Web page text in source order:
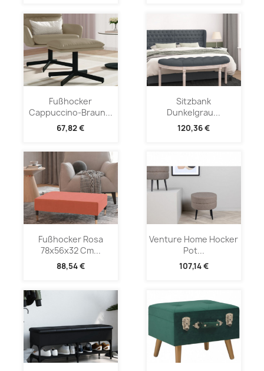
Fußhocker
Cappuccino-Braun...
67,82 €
Sitzbank
Dunkelgrau...
120,36 €
Fußhocker Rosa
78x56x32 Cm...
88,54 €
Venture Home Hocker
Pot...
107,14 €